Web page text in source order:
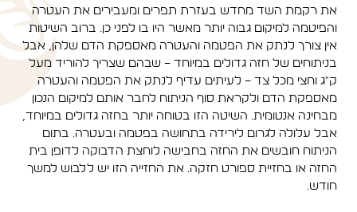
את רקמת השד מחדש בעזרת תפרים ומעבירים את העטרה
והפיטמה למיקום גבוה יותר מאשר היו בו לפני כן. ברוב השיטות
אין צורך לנתק את הפטמה והעטרה מאספקת הדם שלהן, אבל
בניתוחים של חזה גדולים במיוחד – שבהם שצריך להוריד מעל
ק"ג וחצי מכל צד – לעיתים עדיף לנתק את הפטמה והעטרה
מאספקת הדם ולקראת סוף הניתוח לחבר אותם למיקום הנכון
מבחינה אנטומית. השיטה הזו בטוחה יותר בחזה גדולים במיוחד,
אבל עלולה לגרום לירידה בתחושה בפטמה ובעטרה. בתום
הניתוח חובשים את החזה בחבישה לוחצת הדבוקה לדופן בית
החזה או בחזיית ספורט חזקה. את החזייה הזו יש ללבוש למשך
חודש.